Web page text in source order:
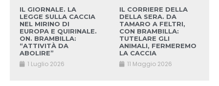
IL GIORNALE. LA
LEGGE SULLA CACCIA
NEL MIRINO DI
EUROPA E QUIRINALE.
ON. BRAMBILLA:
“ATTIVITÀ DA
ABOLIRE”
1 Luglio 2026
IL CORRIERE DELLA
DELLA SERA. DA
TAMARO A FELTRI,
CON BRAMBILLA:
TUTELARE GLI
ANIMALI, FERMEREMO
LA CACCIA
11 Maggio 2026